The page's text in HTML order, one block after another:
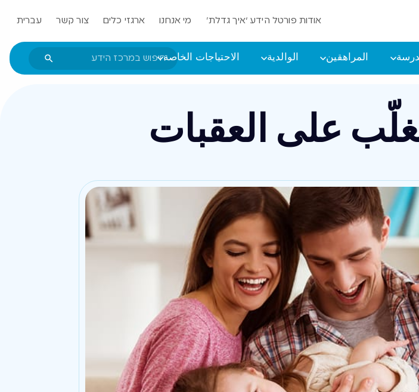
אודות פורטל הידע ‘איך גדלת’ מי אנחנו ארגזי כלים צור קשר עברית
المراهقين الوالدية الاحتياجات الخاصة
على العقبات